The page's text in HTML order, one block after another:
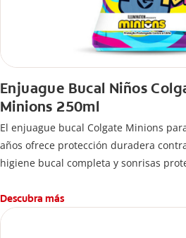
Enjuague Bucal Niños
Minions 250ml
El enjuague bucal Colgate Minions
años ofrece protección duradera
higiene bucal completa y sonrisas
Descubra más